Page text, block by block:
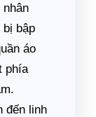
bị bập
áo
phía
đến linh